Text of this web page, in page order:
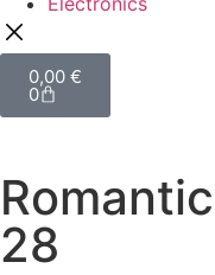
0,00 €
0
28